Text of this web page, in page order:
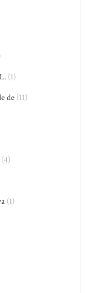
(1)
de (11)
(4)
(1)